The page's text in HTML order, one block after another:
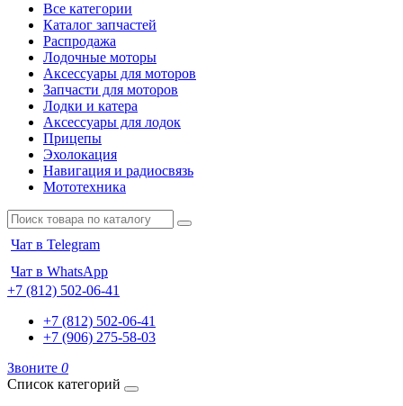
Все категории
Каталог запчастей
Распродажа
Лодочные моторы
Аксессуары для моторов
Запчасти для моторов
Лодки и катера
Аксессуары для лодок
Прицепы
Эхолокация
Навигация и радиосвязь
Мототехника
Чат в Telegram
Чат в WhatsApp
+7 (812) 502-06-41
+7 (812) 502-06-41
+7 (906) 275-58-03
Звоните 0
Список категорий